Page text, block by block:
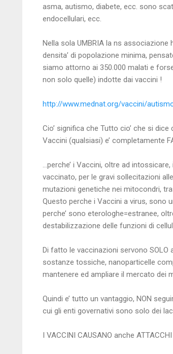
asma, autismo, diabete, ecc. sono
endocellulari, ecc.
Nella sola UMBRIA la ns associazione
densita’ di popolazione minima,
siamo attorno ai 350.000 malati e
non solo quelle) indotte dai vaccini !
http://www.mednat.org/vaccini/
Cio’ significa che Tutto cio’ che si
Vaccini (qualsiasi) e’ completamente
…perche’ i Vaccini, oltre ad
vaccinato, per le gravi sollecitazioni
mutazioni genetiche nei mitocondri,
Questo perche i Vaccini a virus, sono
perche’ sono eterologhe=estranee,
destabilizzazione delle funzioni di
Di fatto le vaccinazioni servono
sostanze tossiche, nanoparticelle
mantenere ed ampliare il mercato dei
Quindi e’ tutto un vantaggio, NON
cui gli enti governativi sono solo dei
I VACCINI CAUSANO anche